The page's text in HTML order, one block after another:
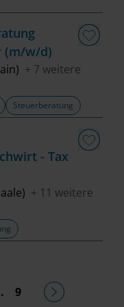
(m/w/d)
+ 7 weitere
Steuerberatung
- Tax
+ 11 weitere
9